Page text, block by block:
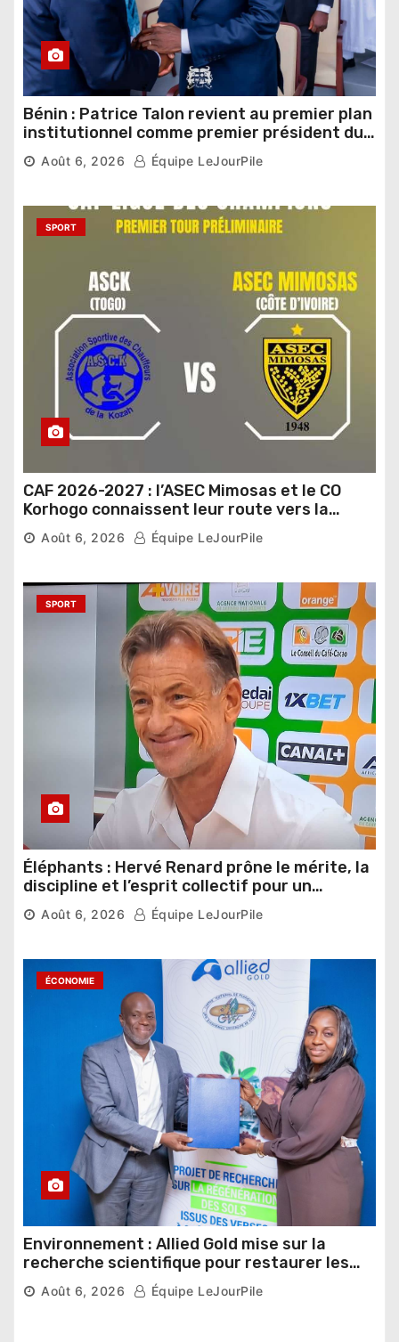
Bénin : Patrice Talon revient au premier plan
institutionnel comme premier président du
Sénat
Août 6, 2026 Équipe LeJourPile
SPORT
CAF 2026-2027 : l’ASEC Mimosas et le CO
Korhogo connaissent leur route vers la
phase de groupes
Août 6, 2026 Équipe LeJourPile
SPORT
Éléphants : Hervé Renard prône le mérite, la
discipline et l’esprit collectif pour un
nouveau départ
Août 6, 2026 Équipe LeJourPile
ÉCONOMIE
Environnement : Allied Gold mise sur la
recherche scientifique pour restaurer les
sols de ses sites miniers
Août 6, 2026 Équipe LeJourPile